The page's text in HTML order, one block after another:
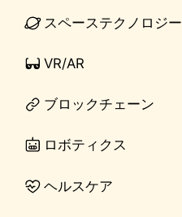
スペーステクノロジー
VR/AR
ブロックチェーン
ロボティクス
ヘルスケア